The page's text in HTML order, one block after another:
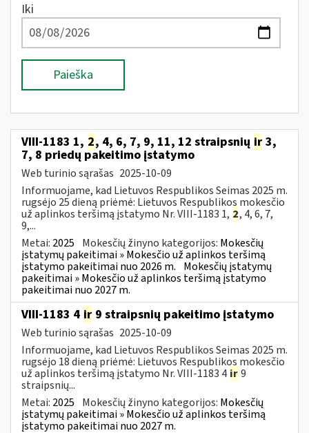
Iki
Paieška
VIII-1183 1, 2, 4, 6, 7, 9, 11, 12 straipsnių ir 3,
7, 8 priedų pakeitimo įstatymo
Web turinio sąrašas 2025-10-09
Informuojame, kad Lietuvos Respublikos Seimas 2025 m.
rugsėjo 25 dieną priėmė: Lietuvos Respublikos mokesčio
už aplinkos teršimą įstatymo Nr. VIII-1183 1, 2, 4, 6, 7,
9,...
Metai: 2025 Mokesčių žinyno kategorijos: Mokesčių
įstatymų pakeitimai » Mokesčio už aplinkos teršimą
įstatymo pakeitimai nuo 2026 m. Mokesčių įstatymų
pakeitimai » Mokesčio už aplinkos teršimą įstatymo
pakeitimai nuo 2027 m.
VIII-1183 4 ir 9 straipsnių pakeitimo įstatymo
Web turinio sąrašas 2025-10-09
Informuojame, kad Lietuvos Respublikos Seimas 2025 m.
rugsėjo 18 dieną priėmė: Lietuvos Respublikos mokesčio
už aplinkos teršimą įstatymo Nr. VIII-1183 4 ir9
straipsnių...
Metai: 2025 Mokesčių žinyno kategorijos: Mokesčių
įstatymų pakeitimai » Mokesčio už aplinkos teršimą
įstatymo pakeitimai nuo 2027 m.